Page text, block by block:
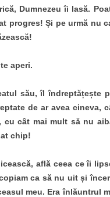
Dumnezeu îi lasă.
progres! Și pe urmă nu
aperi.
său, îl îndreptățește
de ar avea cineva,
cu cât mai mult să nu
chip!
află ceea ce îi
ca să nu uit și
meu. Era înlăuntrul